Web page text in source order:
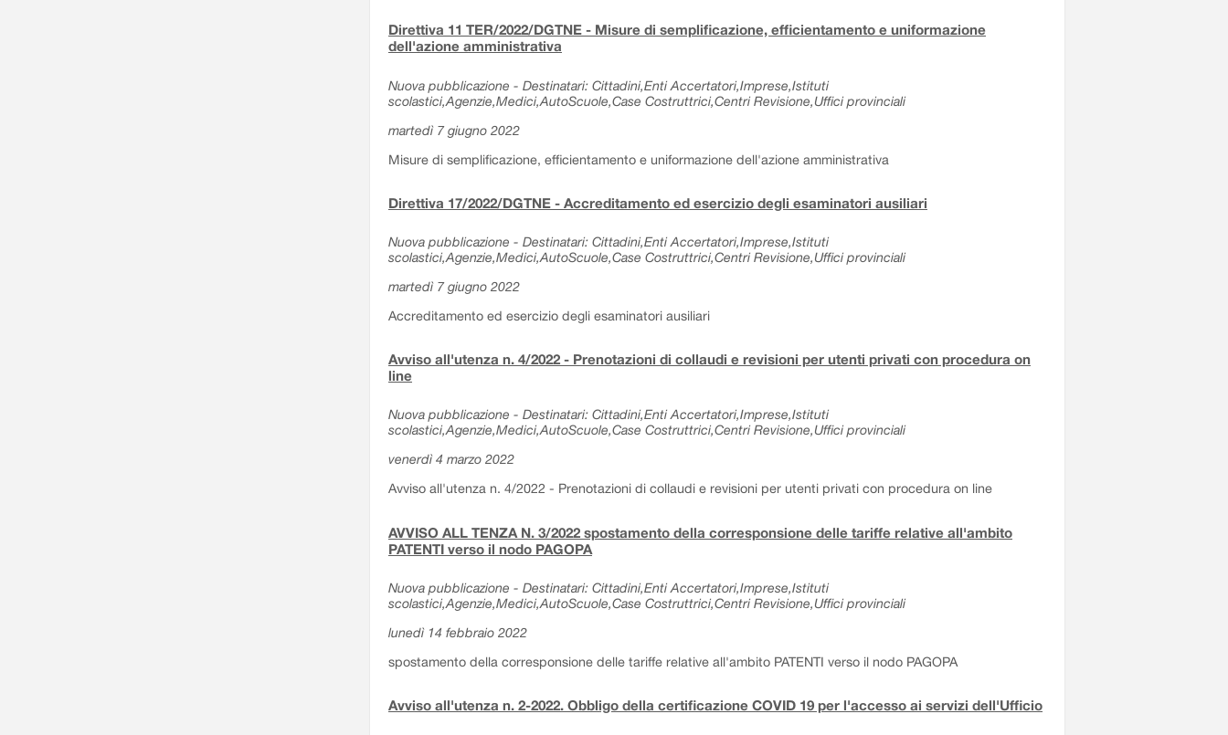
Direttiva 11 TER/2022/DGTNE - Misure di semplificazione, efficientamento e uniformazione
dell'azione amministrativa
Nuova pubblicazione - Destinatari: Cittadini,Enti Accertatori,Imprese,Istituti
scolastici,Agenzie,Medici,AutoScuole,Case Costruttrici,Centri Revisione,Uffici provinciali
martedì 7 giugno 2022
Misure di semplificazione, efficientamento e uniformazione dell'azione amministrativa
Direttiva 17/2022/DGTNE - Accreditamento ed esercizio degli esaminatori ausiliari
Nuova pubblicazione - Destinatari: Cittadini,Enti Accertatori,Imprese,Istituti
scolastici,Agenzie,Medici,AutoScuole,Case Costruttrici,Centri Revisione,Uffici provinciali
martedì 7 giugno 2022
Accreditamento ed esercizio degli esaminatori ausiliari
Avviso all'utenza n. 4/2022 - Prenotazioni di collaudi e revisioni per utenti privati con procedura on
line
Nuova pubblicazione - Destinatari: Cittadini,Enti Accertatori,Imprese,Istituti
scolastici,Agenzie,Medici,AutoScuole,Case Costruttrici,Centri Revisione,Uffici provinciali
venerdì 4 marzo 2022
Avviso all'utenza n. 4/2022 - Prenotazioni di collaudi e revisioni per utenti privati con procedura on line
AVVISO ALL TENZA N. 3/2022 spostamento della corresponsione delle tariffe relative all'ambito
PATENTI verso il nodo PAGOPA
Nuova pubblicazione - Destinatari: Cittadini,Enti Accertatori,Imprese,Istituti
scolastici,Agenzie,Medici,AutoScuole,Case Costruttrici,Centri Revisione,Uffici provinciali
lunedì 14 febbraio 2022
spostamento della corresponsione delle tariffe relative all'ambito PATENTI verso il nodo PAGOPA
Avviso all'utenza n. 2-2022. Obbligo della certificazione COVID 19 per l'accesso ai servizi dell'Ufficio